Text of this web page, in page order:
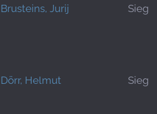
Brusteins, Jurij Sieg
Dörr, Helmut Sieg